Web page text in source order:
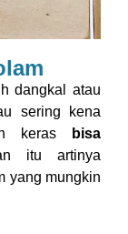
dangkal atau
sering kena
keras bisa
itu artinya
yang mungkin